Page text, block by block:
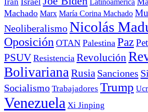
Machado Marx María Corina Machado
NeoliberalismoNicolás
Oposición OTAN Palestina Paz
PSUV Resistencia Revolución
BolivarianaRusia Sanciones
Socialismo Trabajadores Trump
Venezuela Xi Jinping